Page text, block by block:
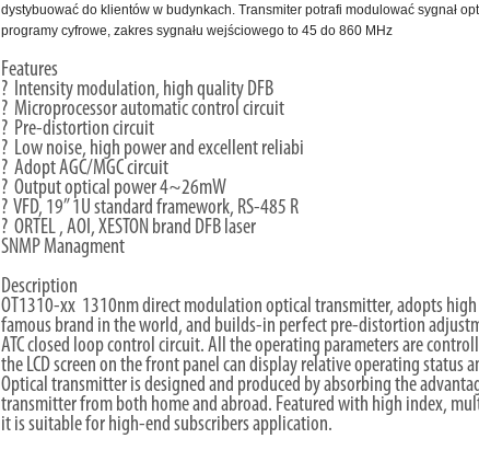
dystybuować do klientów w budynkach. Transmiter potrafi modulować sygnał
programy cyfrowe, zakres sygnału wejściowego to 45 do 860 MHz
Features
? Intensity modulation, high quality DFB
? Microprocessor automatic control circuit
? Pre-distortion circuit
? Low noise, high power and excellent reliabi
? Adopt AGC/MGC circuit
? Output optical power 4~26mW
? VFD, 19” 1U standard framework, RS-485 R
? ORTEL , AOI, XESTON brand DFB laser
SNMP Managment
Description
OT1310-xx 1310nm direct modulation optical transmitter, adopts high
famous brand in the world, and builds-in perfect pre-distortion
ATC closed loop control circuit. All the operating parameters are
the LCD screen on the front panel can display relative operating status
Optical transmitter is designed and produced by absorbing the
transmitter from both home and abroad. Featured with high index,
it is suitable for high-end subscribers application.